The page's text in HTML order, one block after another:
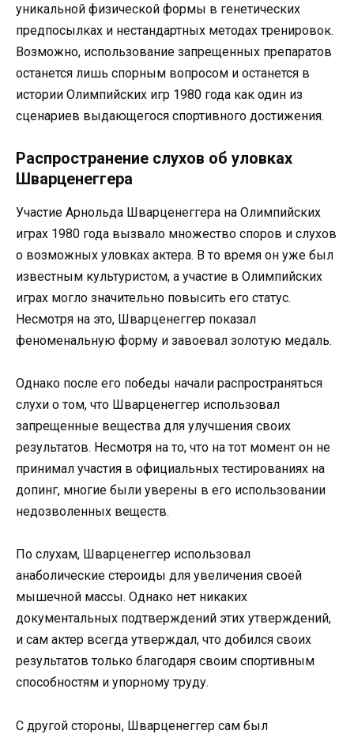
уникальной физической формы в генетических
предпосылках и нестандартных методах тренировок.
Возможно, использование запрещенных препаратов
останется лишь спорным вопросом и останется в
истории Олимпийских игр 1980 года как один из
сценариев выдающегося спортивного достижения.
Распространение слухов об уловках
Шварценеггера
Участие Арнольда Шварценеггера на Олимпийских
играх 1980 года вызвало множество споров и слухов
о возможных уловках актера. В то время он уже был
известным культуристом, а участие в Олимпийских
играх могло значительно повысить его статус.
Несмотря на это, Шварценеггер показал
феноменальную форму и завоевал золотую медаль.
Однако после его победы начали распространяться
слухи о том, что Шварценеггер использовал
запрещенные вещества для улучшения своих
результатов. Несмотря на то, что на тот момент он не
принимал участия в официальных тестированиях на
допинг, многие были уверены в его использовании
недозволенных веществ.
По слухам, Шварценеггер использовал
анаболические стероиды для увеличения своей
мышечной массы. Однако нет никаких
документальных подтверждений этих утверждений,
и сам актер всегда утверждал, что добился своих
результатов только благодаря своим спортивным
способностям и упорному труду.
С другой стороны, Шварценеггер сам был